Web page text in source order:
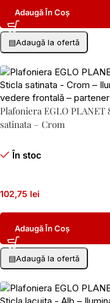
Adaugă În Coș
▤Adaugă la ofertă
Plafoniera EGLO PLANET
satinata – Crom
În stoc
102,75 lei
Adaugă În Coș
▤Adaugă la ofertă